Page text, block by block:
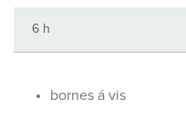
bornes á vis